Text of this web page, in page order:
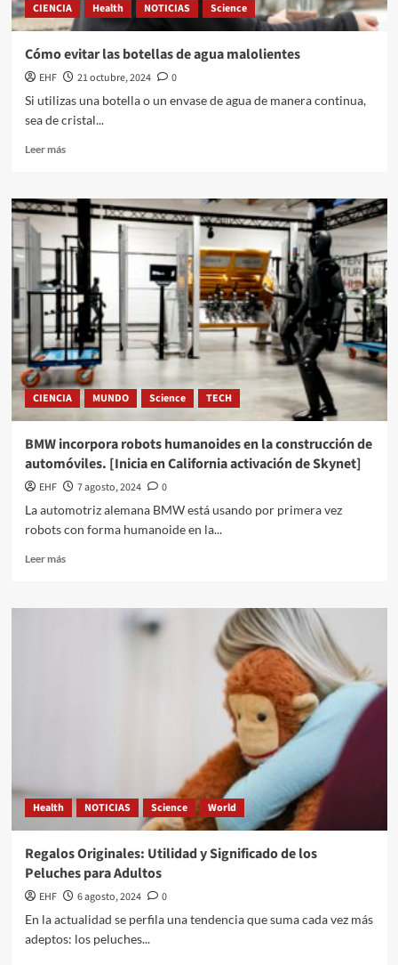
CIENCIA Health NOTICIAS Science
Cómo evitar las botellas de agua malolientes
EHF 21 octubre, 2024
0
Si utilizas una botella o un envase de agua de manera continua,
sea de cristal...
Leer más
CIENCIA MUNDO Science TECH
BMW incorpora robots humanoides en la construcción de
automóviles. [Inicia en California activación de Skynet]
EHF 7 agosto, 2024
0
La automotriz alemana BMW está usando por primera vez
robots con forma humanoide en la...
Leer más
Health NOTICIAS Science World
Regalos Originales: Utilidad y Significado de los
Peluches para Adultos
EHF 6 agosto, 2024
0
En la actualidad se perfila una tendencia que suma cada vez más
adeptos: los peluches...